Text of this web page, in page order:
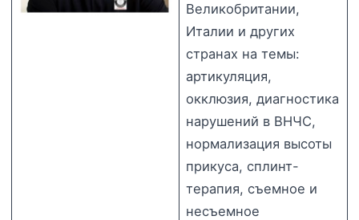
Великобритании,
Италии и других
странах на темы:
артикуляция,
окклюзия, диагностика
нарушений в ВНЧС,
нормализация высоты
прикуса, сплинт-
терапия, съемное и
несъемное